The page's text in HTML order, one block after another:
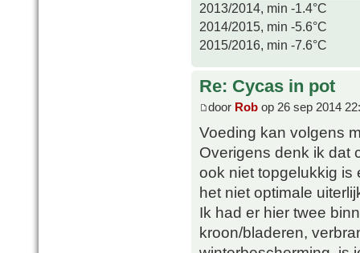
2013/2014, min -1.4°C
2014/2015, min -5.6°C
2015/2016, min -7.6°C
Re: Cycas in pot
door Rob op 26 sep 2014
Voeding kan volgens
Overigens denk ik dat
ook niet topgelukkig is
het niet optimale
Ik had er hier twee
kroon/bladeren,